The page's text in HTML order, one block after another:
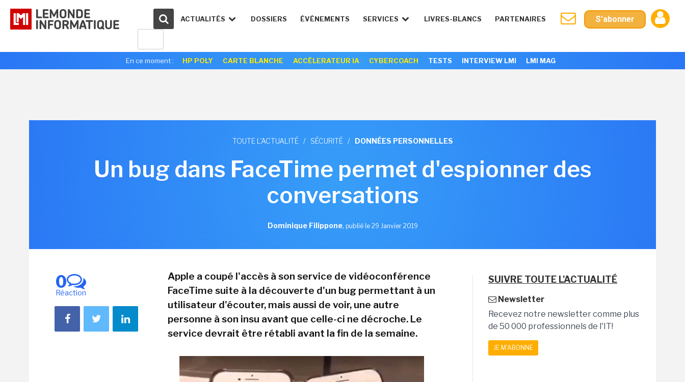
ACTUALITÉS DOSSIERS ÉVÉNEMENTS SERVICES LIVRES-BLANCS PARTENAIRES S'abonner
En ce moment : HP POLY CARTE BLANCHE ACCÉLERATEUR IA CYBERCOACH TESTS INTERVIEW LMI LMI MAG
TOUTE L'ACTUALITÉ / SÉCURITÉ / DONNÉES PERSONNELLES
Un bug dans FaceTime permet d'espionner des
conversations
Dominique Filippone, publié le 29 Janvier 2019
0
Réaction
Apple a coupé l'accès à son service de vidéoconférence
FaceTime suite à la découverte d'un bug permettant à un
utilisateur d'écouter, mais aussi de voir, une autre
personne à son insu avant que celle-ci ne décroche. Le
service devrait être rétabli avant la fin de la semaine.
SUIVRE TOUTE L'ACTUALITÉ
Newsletter
Recevez notre newsletter comme plus
de 50 000 professionnels de l'IT!
JE M'ABONNE